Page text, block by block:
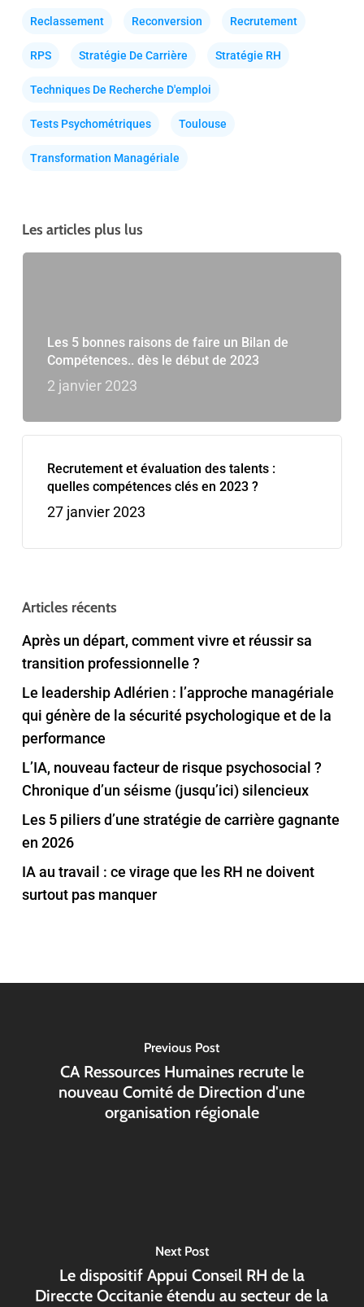
Reclassement Reconversion Recrutement
RPS Stratégie De Carrière Stratégie RH
Techniques De Recherche D'emploi
Tests Psychométriques Toulouse
Transformation Managériale
Les articles plus lus
Les 5 bonnes raisons de faire un Bilan de
Compétences.. dès le début de 2023
2 janvier 2023
Recrutement et évaluation des talents :
quelles compétences clés en 2023 ?
27 janvier 2023
Articles récents
Après un départ, comment vivre et réussir sa
transition professionnelle ?
Le leadership Adlérien : l’approche managériale
qui génère de la sécurité psychologique et de la
performance
L’IA, nouveau facteur de risque psychosocial ?
Chronique d’un séisme (jusqu’ici) silencieux
Les 5 piliers d’une stratégie de carrière gagnante
en 2026
IA au travail : ce virage que les RH ne doivent
surtout pas manquer
Previous Post
CA Ressources Humaines recrute le
nouveau Comité de Direction d'une
organisation régionale
Next Post
Le dispositif Appui Conseil RH de la
Direccte Occitanie étendu au secteur de la